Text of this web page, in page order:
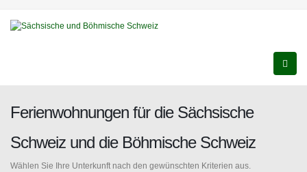
Ferienwohnungen für die Sächsische
Schweiz und die Böhmische Schweiz
Wählen Sie Ihre Unterkunft nach den gewünschten Kriterien aus.